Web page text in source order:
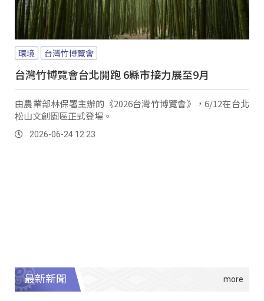
環境 台灣竹博覽會
台灣竹博覽會台北開跑 6縣市接力展至9月
由農業部林保署主辦的《2026台灣竹博覽會》，6/12在台北
松山文創園區正式登場。
2026-06-24 12:23
最新新聞